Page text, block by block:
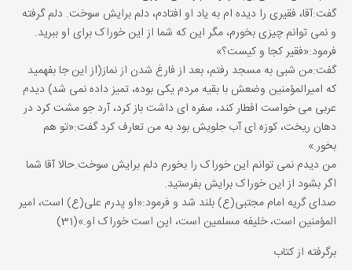
گفت:آقا، فقیری را دیده ام به یاد او افتادم، دلم برایش سوخت. دلم گرفته
و نمی توانم چیزی بخورم، مگر این که شما از این خوراک برای او ببرید.
فرمود:«فقیر کجا و کیست؟»
گفت:من شبی به مسجد رفتم، بعد از فارغ شدن از نماز(از این جا بفهمید
که امیرالمؤمنین وضعش با بقیه مردم یکی بوده، تمیز داده نمی شد) دیدم
عربی می خواست افطار کند، سفره ای داشت باز کرد، آرد جو مشت کرد در
دهان ریخت، کوزه ای آب جلویش بود به من تعارف کرد گفت:«تو هم
بخور.»
من دیدم نمی توانم این خوراک را بخورم دلم برایش سوخت.حالا آقا شما
اگر بشود از این خوراک برایش بفرستید.
صدای گریه امام مجتبی(ع) بلند شد و فرمود:«او پدرم علی(ع) است، امیر
المؤمنین است، خلیفه مسلمین است، این است خوراک او.»(31)
برگرفته از کتاب